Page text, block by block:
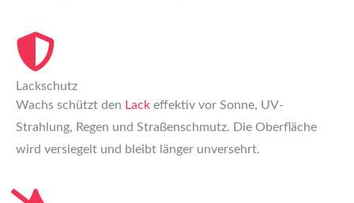
Lackschutz
Wachs schützt den Lack effektiv vor Sonne, UV-
Strahlung, Regen und Straßenschmutz. Die Oberfläche
wird versiegelt und bleibt länger unversehrt.